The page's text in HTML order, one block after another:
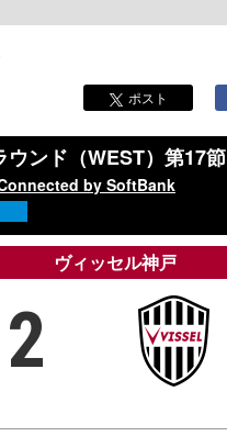
ポスト
ウンド（WEST）第17節
by SoftBank
ヴィッセル神戸
2